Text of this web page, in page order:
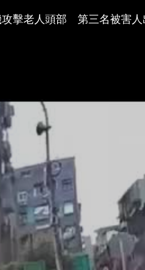
擊老人頭部 第三名被害